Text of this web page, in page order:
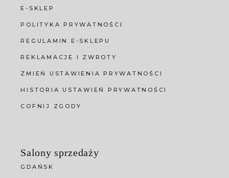
E-SKLEP
POLITYKA PRYWATNOŚCI
REGULAMIN E-SKLEPU
REKLAMACJE I ZWROTY
ZMIEŃ USTAWIENIA PRYWATNOŚCI
HISTORIA USTAWIEŃ PRYWATNOŚCI
COFNIJ ZGODY
Salony sprzedaży
GDAŃSK